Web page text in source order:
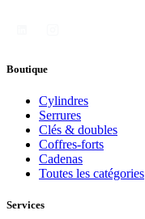
Boutique
Cylindres
Serrures
Clés & doubles
Coffres-forts
Cadenas
Toutes les catégories
Services